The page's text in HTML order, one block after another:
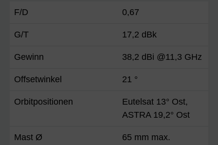
F/D 0,67
G/T 17,2 dBk
Gewinn 38,2 dBi @11,3 GHz
Offsetwinkel 21 °
Orbitpositionen
Eutelsat 13° Ost,
ASTRA 19,2° Ost
Mast Ø 65 mm max.